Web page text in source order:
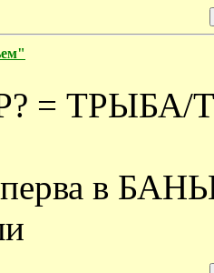
= ТРЫБА/
в